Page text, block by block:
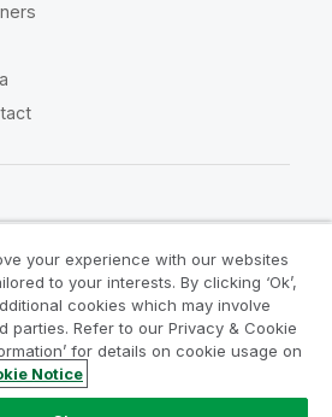
Condiciones del producto
Política legal
Marcas comerciales
your experience with our websites
to your interests. By clicking ‘Ok’,
cookies which may involve
parties. Refer to our Privacy & Cookie
for details on cookie usage on
Notice